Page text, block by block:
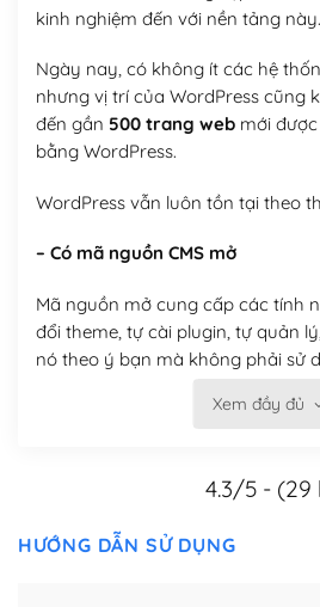
kinh nghiệm đến với nền tảng này.
Ngày nay, có không ít các hệ
nhưng vị trí của WordPress cũng
đến gần 500 trang webmới được
bằng WordPress.
WordPress vẫn luôn tồn tại theo
– Có mã nguồn CMS mở
Mã nguồn mở cung cấp các tính
đổi theme, tự cài plugin, tự quản
nó theo ý bạn mà không phải sử
Xem đầy đủ
4.3/5 -
HƯỚNG DẪN SỬ DỤNG